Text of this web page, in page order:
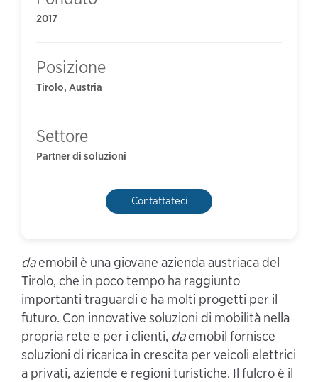
2017
Posizione
Tirolo, Austria
Settore
Partner di soluzioni
Contattateci
daemobil è una giovane azienda austriaca del
Tirolo, che in poco tempo ha raggiunto
importanti traguardi e ha molti progetti per il
futuro. Con innovative soluzioni di mobilità nella
propria rete e per i clienti, daemobil fornisce
soluzioni di ricarica in crescita per veicoli elettrici
a privati, aziende e regioni turistiche. Il fulcro è il